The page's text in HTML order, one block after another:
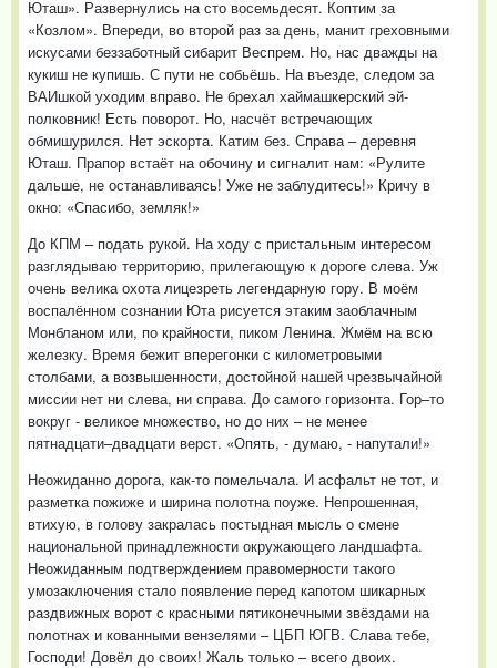
Юташ». Развернулись на сто восемьдесят. Коптим за
«Козлом». Впереди, во второй раз за день, манит греховными
искусами беззаботный сибарит Веспрем. Но, нас дважды на
кукиш не купишь. С пути не собьёшь. На въезде, следом за
ВАИшкой уходим вправо. Не брехал хаймашкерский эй-
полковник! Есть поворот. Но, насчёт встречающих
обмишурился. Нет эскорта. Катим без. Справа – деревня
Юташ. Прапор встаёт на обочину и сигналит нам: «Рулите
дальше, не останавливаясь! Уже не заблудитесь!» Кричу в
окно: «Спасибо, земляк!»
До КПМ – подать рукой. На ходу с пристальным интересом
разглядываю территорию, прилегающую к дороге слева. Уж
очень велика охота лицезреть легендарную гору. В моём
воспалённом сознании Юта рисуется этаким заоблачным
Монбланом или, по крайности, пиком Ленина. Жмём на всю
железку. Время бежит вперегонки с километровыми
столбами, а возвышенности, достойной нашей чрезвычайной
миссии нет ни слева, ни справа. До самого горизонта. Гор–то
вокруг - великое множество, но до них – не менее
пятнадцати–двадцати верст. «Опять, - думаю, - напутали!»
Неожиданно дорога, как-то помельчала. И асфальт не тот, и
разметка пожиже и ширина полотна поуже. Непрошенная,
втихую, в голову закралась постыдная мысль о смене
национальной принадлежности окружающего ландшафта.
Неожиданным подтверждением правомерности такого
умозаключения стало появление перед капотом шикарных
раздвижных ворот с красными пятиконечными звёздами на
полотнах и кованными вензелями – ЦБП ЮГВ. Слава тебе,
Господи! Довёл до своих! Жаль только – всего двоих.